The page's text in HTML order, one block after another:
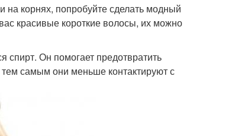
корнях, попробуйте сделать модный
красивые короткие волосы, их можно
спирт. Он помогает предотвратить
самым они меньше контактируют с